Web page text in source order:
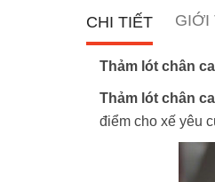
CHI TIẾT GIỚI
Thảm lót chân
Thảm lót chân
điểm cho xế yêu